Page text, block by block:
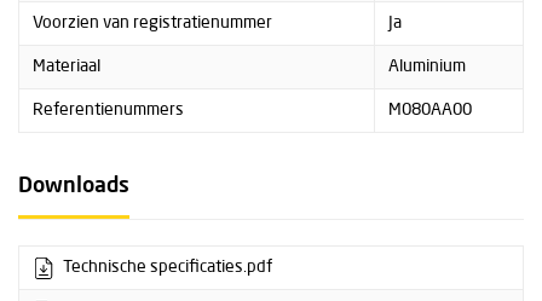
Voorzien van registratienummer Ja
Materiaal Aluminium
Referentienummers M080AA00
Downloads
Technische specificaties.pdf